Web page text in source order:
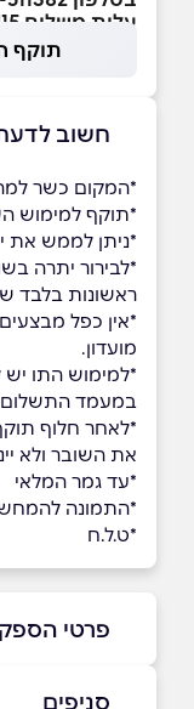
עלות משלוח ₪15
תוקף
חשוב
*המקום כשר
*תוקף למימוש
*ניתן לממש את
*לבירור יתרה
ראשונות בלבד
*אין כפל
מועדון.
*למימוש התו
במעמד
*לאחר חלוף
את השובר ולא
*עד גמר המלאי
*התמונה
*ט.ל.ח
פרטי הספק
סניפים